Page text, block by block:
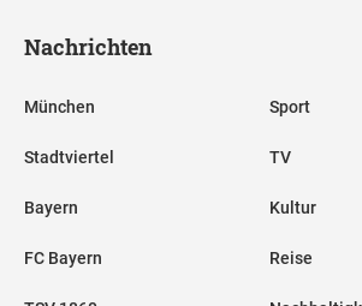
Nachrichten
München
Stadtviertel
Bayern
FC Bayern
Sport
TV
Kultur
Reise